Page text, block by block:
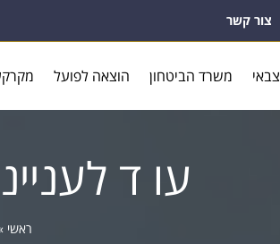
צור קשר
צבאי משרד הביטחון הוצאה לפועל
עו ד
ראשי